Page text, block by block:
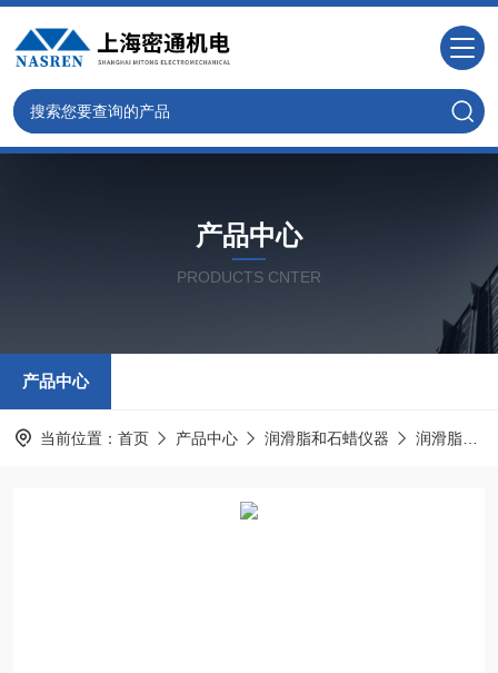
产品中心
PRODUCTS CNTER
产品中心
当前位置： 首页 产品中心 润滑脂和石蜡仪器 润滑脂滴点试验器